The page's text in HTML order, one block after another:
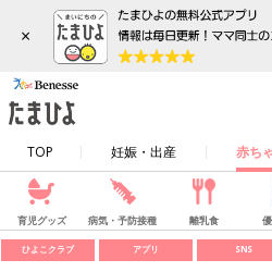
×
TOP 妊娠・出産 赤ち
育児グッズ 病気・予防接種 離乳食
ひよこクラブ アプリ SNS